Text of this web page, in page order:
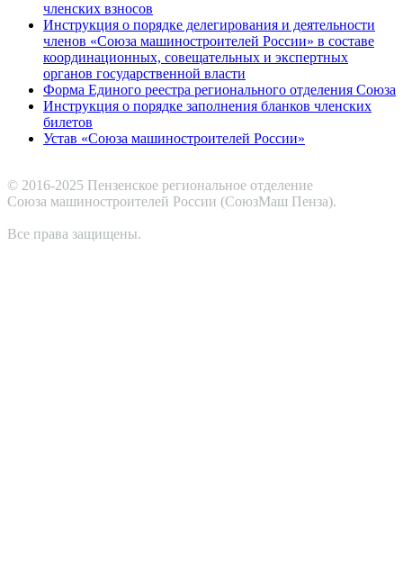
членских взносов
Инструкция о порядке делегирования и деятельности
членов «Союза машиностроителей России» в составе
координационных, совещательных и экспертных
органов государственной власти
Форма Единого реестра регионального отделения Союза
Инструкция о порядке заполнения бланков членских
билетов
Устав «Союза машиностроителей России»
© 2016-2025 Пензенское региональное отделение
Cоюза машиностроителей России (СоюзМаш Пенза).
Все права защищены.